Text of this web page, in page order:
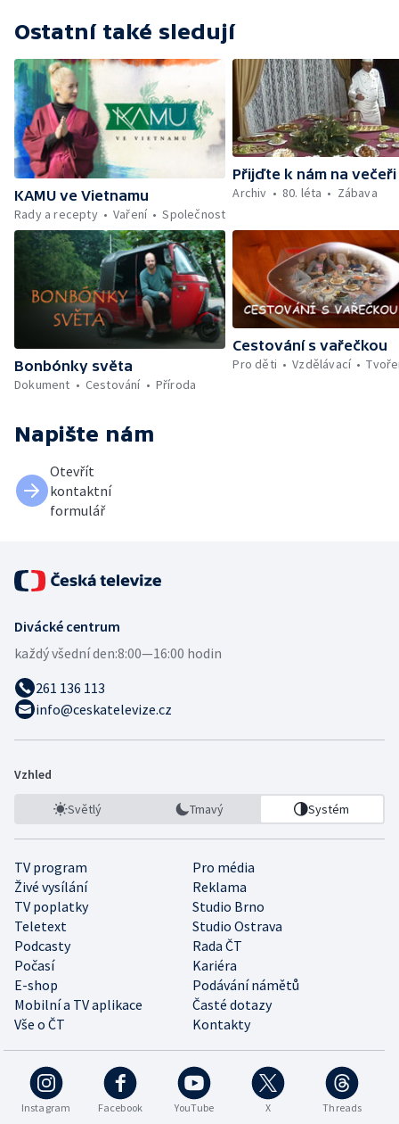
Ostatní také sledují
KAMU ve Vietnamu
Rady a recepty
Vaření Společnost
Přijďte k nám na večeři
Archiv
80. léta Zábava
Bonbónky světa
Dokument
Cestování Příroda
Cestování s vařečkou
Pro děti
Vzdělávací
Napište nám
Otevřít
kontaktní
formulář
Divácké centrum
každý všední den:8:00—16:00 hodin
261 136 113
info@ceskatelevize.cz
Vzhled
Světlý Tmavý Systém
TV program
Pro média
Živé vysílání
Reklama
TV poplatky
Studio Brno
Teletext
Studio Ostrava
Podcasty
Rada ČT
Počasí
Kariéra
E-shop
Podávání námětů
Mobilní a TV aplikace
Časté dotazy
Vše o ČT
Kontakty
Instagram Facebook YouTube X Threads